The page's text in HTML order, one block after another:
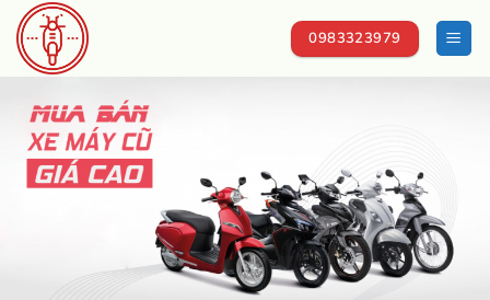
Chuyển
đến
nội
0983323979